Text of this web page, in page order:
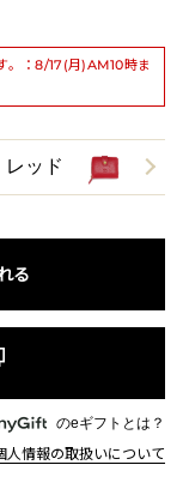
。：8/17(月)AM10時ま
レッド
る
のeギフトとは？
人情報の取扱いについて